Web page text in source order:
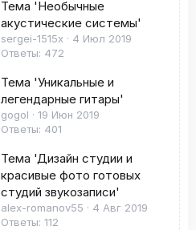
Тема 'Необычные
акустические системы'
sergei-1515x
4 Июл 2019
Ответы: 472
Тема 'Уникальные и
легендарные гитары'
gogol
19 Июн 2019
Ответы: 401
Тема 'Дизайн студии и
красивые фото готовых
студий звукозаписи'
alex-romanov55
4 Авг 2019
Ответы: 112